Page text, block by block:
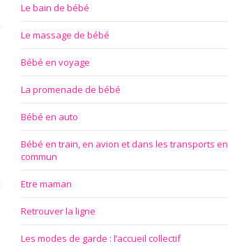
Le bain de bébé
Le massage de bébé
Bébé en voyage
La promenade de bébé
Bébé en auto
Bébé en train, en avion et dans les transports en
commun
Etre maman
Retrouver la ligne
Les modes de garde : l’accueil collectif